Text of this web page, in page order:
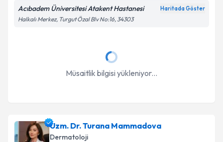
Acıbadem Üniversitesi Atakent Hastanesi Haritada Göster
Halkalı Merkez, Turgut Özal Blv No:16, 34303
Müsaitlik bilgisi yükleniyor...
Uzm. Dr. Turana Mammadova
Dermatoloji